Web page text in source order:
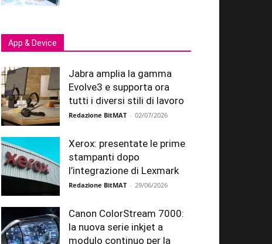
App & Device
Jabra amplia la gamma
Evolve3 e supporta ora
tutti i diversi stili di lavoro
Redazione BitMAT - 02/07/2026
Xerox: presentate le prime
stampanti dopo
l’integrazione di Lexmark
Redazione BitMAT - 29/06/2026
Canon ColorStream 7000:
la nuova serie inkjet a
modulo continuo per la